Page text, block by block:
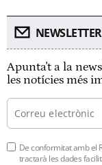
Apunta't a la
les notícies més
De conformitat amb el
tractarà les dades